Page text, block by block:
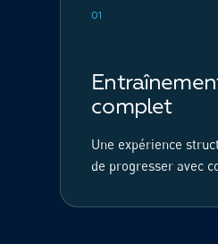
01
complet
Une expérience
de progresser avec